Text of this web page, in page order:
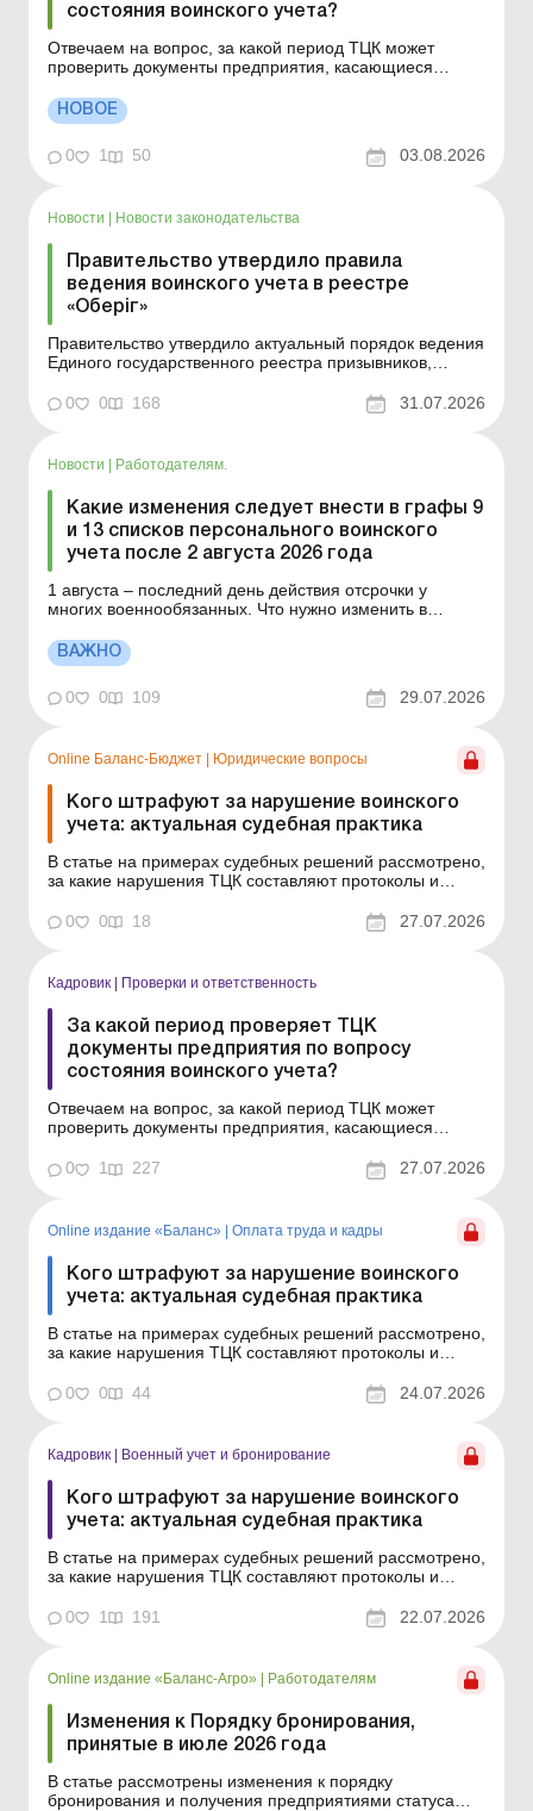
состояния воинского учета?
Отвечаем на вопрос, за какой период ТЦК может
проверить документы предприятия, касающиеся
может проверять документы по воинскому учету? Как
узнать, что предприятие включено в план проверок
какие &nda...
НОВОЕ
0 1 50 03.08.2026
Новости | Новости законодательства
Правительство утвердило правила
ведения воинского учета в реестре
«Оберіг»
Правительство утвердило актуальный порядок ведения
Единого государственного реестра призывников,
штрафуют за нарушение воинского учета: актуальная
воинског...
0 0 168 31.07.2026
Новости | Работодателям.
Какие изменения следует внести в графы 9
и 13 списков персонального воинского
учета после 2 августа 2026 года
1 августа – последний день действия отсрочки у
многих военнообязанных. Что нужно изменить в
августа 2026 года и в какие сроки – узнайте из этого
материала. Больше по теме: Заполняем и утверждаем
списки персонального воинского учета Заполнен...
ВАЖНО
0 0 109 29.07.2026
Online Баланс-Бюджет Юридические вопросы
Кого штрафуют за нарушение воинского
учета: актуальная судебная практика
В статье на примерах судебных решений рассмотрено,
за какие нарушения ТЦК составляют протоколы и
ответственное за ведение воинского учета на
суды отменяют такие штр...
0 0 18 27.07.2026
Кадровик Проверки и ответственность
За какой период проверяет ТЦК
документы предприятия по вопросу
состояния воинского учета?
Отвечаем на вопрос, за какой период ТЦК может
проверить документы предприятия, касающиеся
может проверять документы по воинскому учету? Как
узнать, что предприятие включено в план проверок
какие &ndash...
0 1 227 27.07.2026
Online издание «Баланс» | Оплата труда и кадры
Кого штрафуют за нарушение воинского
учета: актуальная судебная практика
В статье на примерах судебных решений рассмотрено,
за какие нарушения ТЦК составляют протоколы и
ответственное за ведение воинского учета на
суды отменяют такие штр...
0 0 44 24.07.2026
Кадровик Военный учет и бронирование
Кого штрафуют за нарушение воинского
учета: актуальная судебная практика
В статье на примерах судебных решений рассмотрено,
за какие нарушения ТЦК составляют протоколы и
ответственное за ведение воинского учета на
суды отменяют такие штраф...
0 1 191 22.07.2026
Online издание «Баланс-Агро» Работодателям
Изменения к Порядку бронирования,
принятые в июле 2026 года
В статье рассмотрены изменения к порядку
бронирования и получения предприятиями статуса